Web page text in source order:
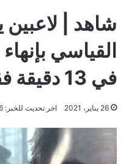
شاهد |
في 13 دقيقة فقط
26 يناير، 2021 اخر تحديث للخبر: 26 يناير، 2021